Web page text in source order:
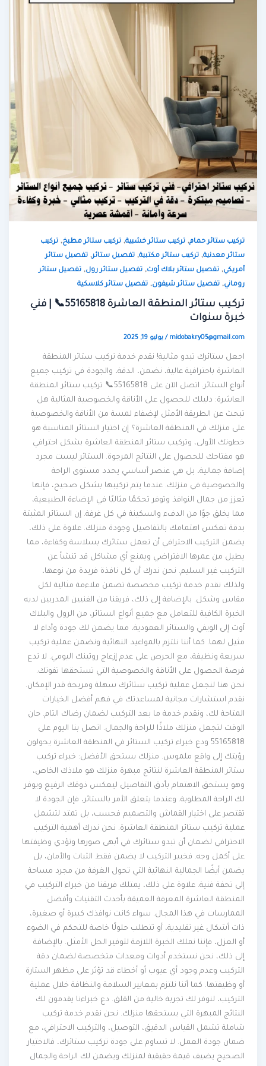
تركيب ستائر حمام,تركيب ستائر خشبية,تركيب ستائر مطبخ,تركيب
ستائر معدنية,تركيب ستائر مكتبية,تفصيل ستائر,تفصيل ستائر
أمريكي,تفصيل ستائر بلاك أوت,تفصيل ستائر رول,تفصيل ستائر
روماني,تفصيل ستائر شيفون,تفصيل ستائر كلاسكية
تركيب ستائر المنطقة العاشرة 55165818📞 | فني
خبرة سنوات
midobakry05@gmail.com
/يوليو 19, 2025
اجعل ستائرك تبدو مثالية! نقدم خدمة تركيب ستائر المنطقة
العاشرة باحترافية عالية، نضمن، الدقة، والجودة في تركيب جميع
أنواع الستائر. اتصل الآن على 55165818📞 تركيب ستائر المنطقة
العاشرة: دليلك للحصول على الأناقة والخصوصية المثالية هل
تبحث عن الطريقة الأمثل لإضفاء لمسة من الأناقة والخصوصية
على منزلك في المنطقة العاشرة؟ إن اختيار الستائر المناسبة هو
خطوتك الأولى، وتركيب ستائر المنطقة العاشرة بشكل احترافي
هو مفتاحك للحصول على النتائج المرجوة. الستائر ليست مجرد
إضافة جمالية، بل هي عنصر أساسي يحدد مستوى الراحة
والخصوصية في منزلك. عندما يتم تركيبها بشكل صحيح، فإنها
تعزز من جمال النوافذ وتوفر تحكمًا مثاليًا في الإضاءة الطبيعية،
مما يخلق جوًا من الدفء والسكينة في كل غرفة. إن الستائر المثبتة
بدقة تعكس اهتمامك بالتفاصيل وجودة منزلك. علاوة على ذلك،
يضمن التركيب الاحترافي أن تعمل ستائرك بسلاسة وكفاءة، مما
يطيل من عمرها الافتراضي ويمنع أي مشاكل قد تنشأ عن
التركيب غير السليم. نحن ندرك أن كل نافذة فريدة من نوعها،
ولذلك نقدم خدمة تركيب مخصصة تضمن ملاءمة مثالية لكل
مقاس وشكل. بالإضافة إلى ذلك، فريقنا من الفنيين المدربين لديه
الخبرة الكافية للتعامل مع جميع أنواع الستائر، من الرول والبلاك
آوت إلى الويفي والستائر العمودية، مما يضمن لك جودة وأداء لا
مثيل لهما. كما أننا نلتزم بالمواعيد النهائية ونضمن عملية تركيب
سريعة ونظيفة، مع الحرص على عدم إزعاج روتينك اليومي. لا تدع
فرصة الحصول على الأناقة والخصوصية التي تستحقها تفوتك.
نحن هنا لنجعل عملية تركيب ستائرك سهلة ومريحة قدر الإمكان.
نقدم استشارات مجانية لمساعدتك في فهم أفضل الخيارات
المتاحة لك، ونقدم خدمة ما بعد التركيب لضمان رضاك التام. حان
الوقت لتجعل منزلك ملاذًا للراحة والجمال. اتصل بنا اليوم على
55165818 ودع خبراء تركيب الستائر في المنطقة العاشرة يحولون
رؤيتك إلى واقع ملموس. منزلك يستحق الأفضل: خبراء تركيب
ستائر المنطقة العاشرة لنتائج مبهرة منزلك هو ملاذك الخاص،
وهو يستحق الاهتمام بأدق التفاصيل ليعكس ذوقك الرفيع ويوفر
لك الراحة المطلوبة. وعندما يتعلق الأمر بالستائر، فإن الجودة لا
تقتصر على اختيار القماش والتصميم فحسب، بل تمتد لتشمل
عملية تركيب ستائر المنطقة العاشرة. نحن ندرك أهمية التركيب
الاحترافي لضمان أن تبدو ستائرك في أبهى صورها وتؤدي وظيفتها
على أكمل وجه. فخبير التركيب لا يضمن فقط الثبات والأمان، بل
يضمن أيضًا الجمالية النهائية التي تحول الغرفة من مجرد مساحة
إلى تحفة فنية. علاوة على ذلك، يمتلك فريقنا من خبراء التركيب في
المنطقة العاشرة المعرفة العميقة بأحدث التقنيات وأفضل
الممارسات في هذا المجال. سواء كانت نوافذك كبيرة أو صغيرة،
ذات أشكال غير تقليدية، أو تتطلب حلولًا خاصة للتحكم في الضوء
أو العزل، فإننا نملك الخبرة اللازمة لتوفير الحل الأمثل. بالإضافة
إلى ذلك، نحن نستخدم أدوات ومعدات متخصصة لضمان دقة
التركيب وعدم وجود أي عيوب أو أخطاء قد تؤثر على مظهر الستارة
أو وظيفتها. كما أننا نلتزم بمعايير السلامة والنظافة خلال عملية
التركيب، لنوفر لك تجربة خالية من القلق. دع خبراءنا يقدمون لك
النتائج المبهرة التي يستحقها منزلك. نحن نقدم خدمة تركيب
شاملة تشمل القياس الدقيق، التوصيل، والتركيب الاحترافي، مع
ضمان جودة العمل. لا تساوم على جودة تركيب ستائرك، فالاختيار
الصحيح يضيف قيمة حقيقية لمنزلك ويضمن لك الراحة والجمال